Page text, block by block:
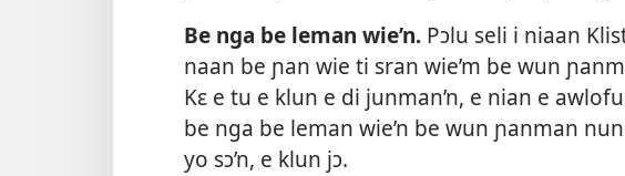
Be nga be leman wie’n. Pɔlu seli i niaan
naan be ɲan wie ti sran wie’m be wun
Kɛ e tu e klun e di junman’n, e nian e
be nga be leman wie’n be wun ɲanman
yo sɔ’n, e klun jɔ.